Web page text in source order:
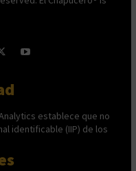
establece que no
identificable (IIP) de los